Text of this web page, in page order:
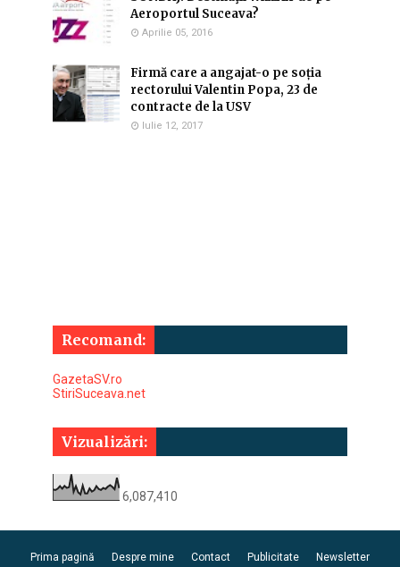
Aeroportul Suceava?
Aprilie 05, 2016
Firmă care a angajat-o pe soția
rectorului Valentin Popa, 23 de
contracte de la USV
Iulie 12, 2017
Recomand:
GazetaSV.ro
StiriSuceava.net
Vizualizări:
6,087,410
Prima pagină Despre mine Contact Publicitate Newsletter